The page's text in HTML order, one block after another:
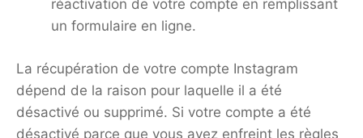
réactivation de votre compte en remplissant
un formulaire en ligne.
La récupération de votre compte Instagram
dépend de la raison pour laquelle il a été
désactivé ou supprimé. Si votre compte a été
désactivé parce que vous avez enfreint les règles